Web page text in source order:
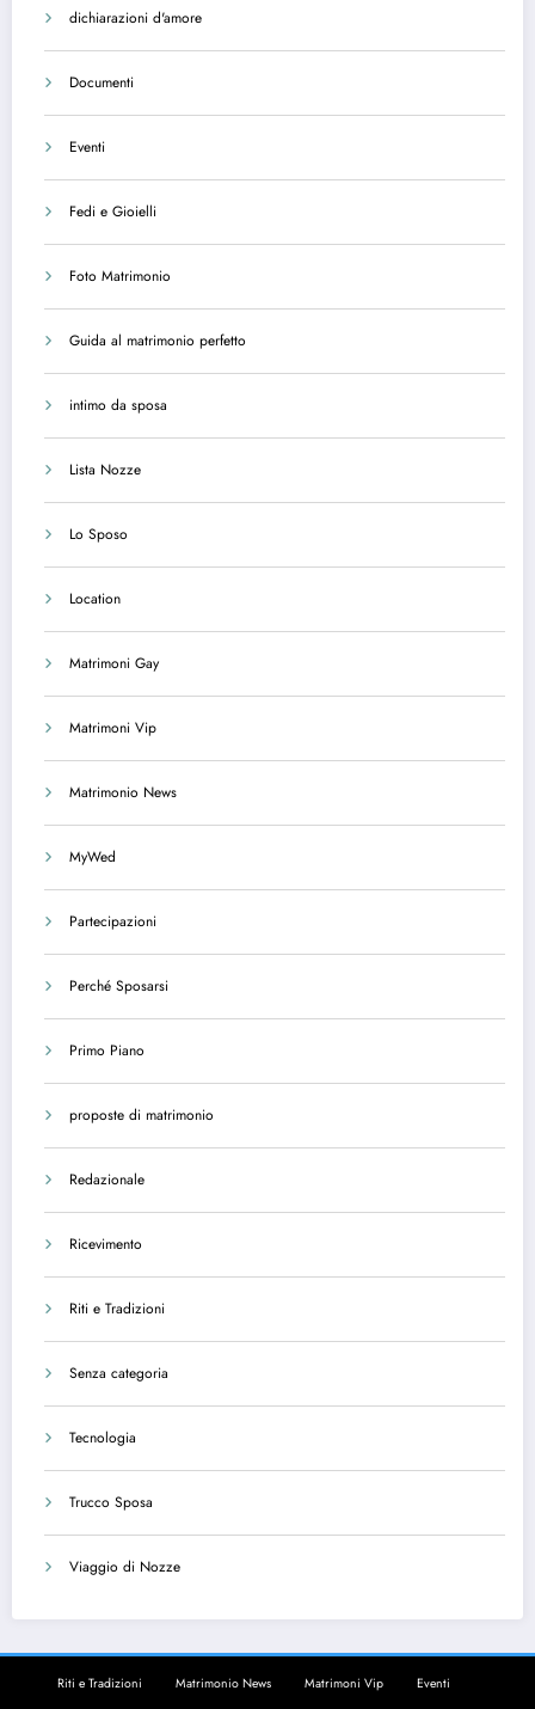
dichiarazioni d'amore
Documenti
Eventi
Fedi e Gioielli
Foto Matrimonio
Guida al matrimonio perfetto
intimo da sposa
Lista Nozze
Lo Sposo
Location
Matrimoni Gay
Matrimoni Vip
Matrimonio News
MyWed
Partecipazioni
Perché Sposarsi
Primo Piano
proposte di matrimonio
Redazionale
Ricevimento
Riti e Tradizioni
Senza categoria
Tecnologia
Trucco Sposa
Viaggio di Nozze
Riti e Tradizioni Matrimonio News Matrimoni Vip Eventi